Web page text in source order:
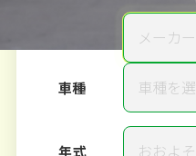
メーカ
車種 車種を
年式 おおよ